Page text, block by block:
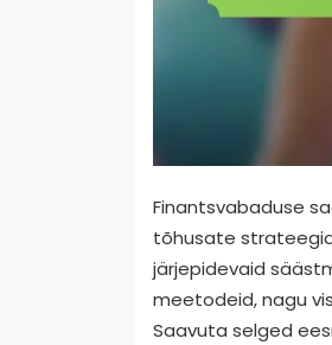
Finantsvabaduse
tõhusate
järjepidevaid
meetodeid, nagu
Saavuta selged